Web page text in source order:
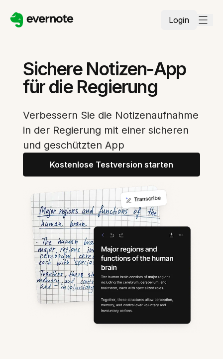
Login
Sichere Notizen-App
für die Regierung
Verbessern Sie die Notizenaufnahme
in der Regierung mit einer sicheren
und geschützten App
Kostenlose Testversion starten